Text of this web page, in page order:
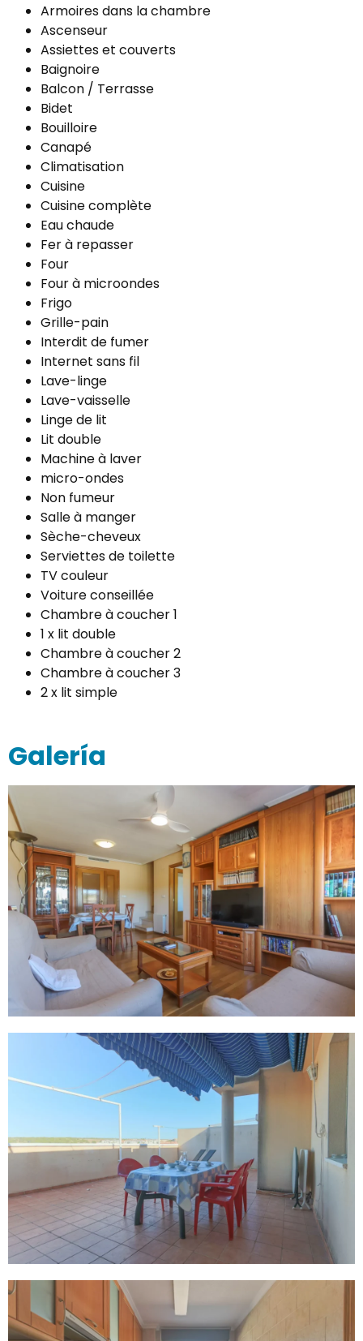
Armoires dans la chambre
Ascenseur
Assiettes et couverts
Baignoire
Balcon / Terrasse
Bidet
Bouilloire
Canapé
Climatisation
Cuisine
Cuisine complète
Eau chaude
Fer à repasser
Four
Four à microondes
Frigo
Grille-pain
Interdit de fumer
Internet sans fil
Lave-linge
Lave-vaisselle
Linge de lit
Lit double
Machine à laver
micro-ondes
Non fumeur
Salle à manger
Sèche-cheveux
Serviettes de toilette
TV couleur
Voiture conseillée
Chambre à coucher 1
1 x lit double
Chambre à coucher 2
Chambre à coucher 3
2 x lit simple
Galería